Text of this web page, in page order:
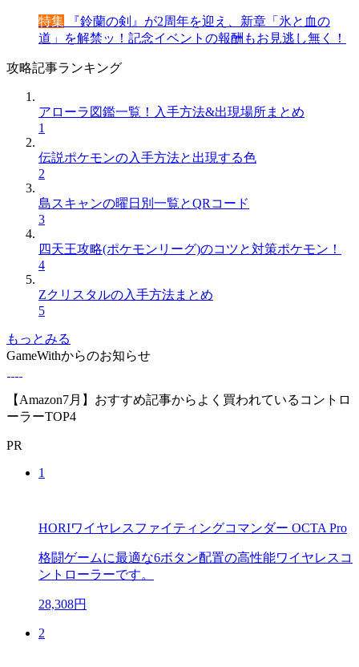
特集 『鈴蘭の剣』が2周年を迎え、新章「氷と血の
道」を解禁ッ！記念イベントの報酬もお見逃し無く！
攻略記事ランキング
アローラ図鑑一覧！入手方法&出現場所まとめ
1
伝説ポケモンの入手方法と出現する色
2
島スキャンの曜日別一覧とQRコード
3
四天王攻略(ポケモンリーグ)のコツと対策ポケモン！
4
Zクリスタルの入手方法まとめ
5
もっとみる
GameWithからのお知らせ
【Amazon7月】おすすめ記事からよく買われているコントロ
ーラーTOP4
PR
1
HORIワイヤレスファイティングコマンダー OCTA Pro
格闘ゲームに最適な6ボタン配置の高性能ワイヤレスコ
ントローラーです。
28,308円
2